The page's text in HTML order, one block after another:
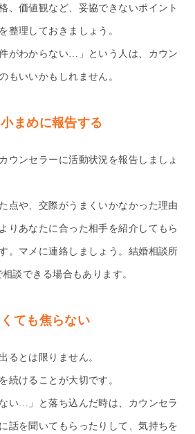
、価値観など、妥協できないポイント
整理しておきましょう。
がわからない…」という人は、カウン
もいいかもしれません。
まめに報告する
ウンセラーに活動状況を報告しましょ
点や、交際がうまくいかなかった理由
りあなたに合った相手を紹介してもら
。マメに連絡しましょう。結婚相談所
談できる場合もあります。
ても焦らない
るとは限りません。
続けることが大切です。
い…」と落ち込んだ時は、カウンセラ
話を聞いてもらったりして、気持ちを